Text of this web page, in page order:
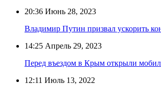
20:36 Июнь 28, 2023
Владимир Путин призвал ускорить
14:25 Апрель 29, 2023
Перед въездом в Крым открыли
12:11 Июль 13, 2022